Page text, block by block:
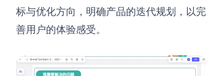
标与优化方向，明确产品的迭代规划，以完
善用户的体验感受。